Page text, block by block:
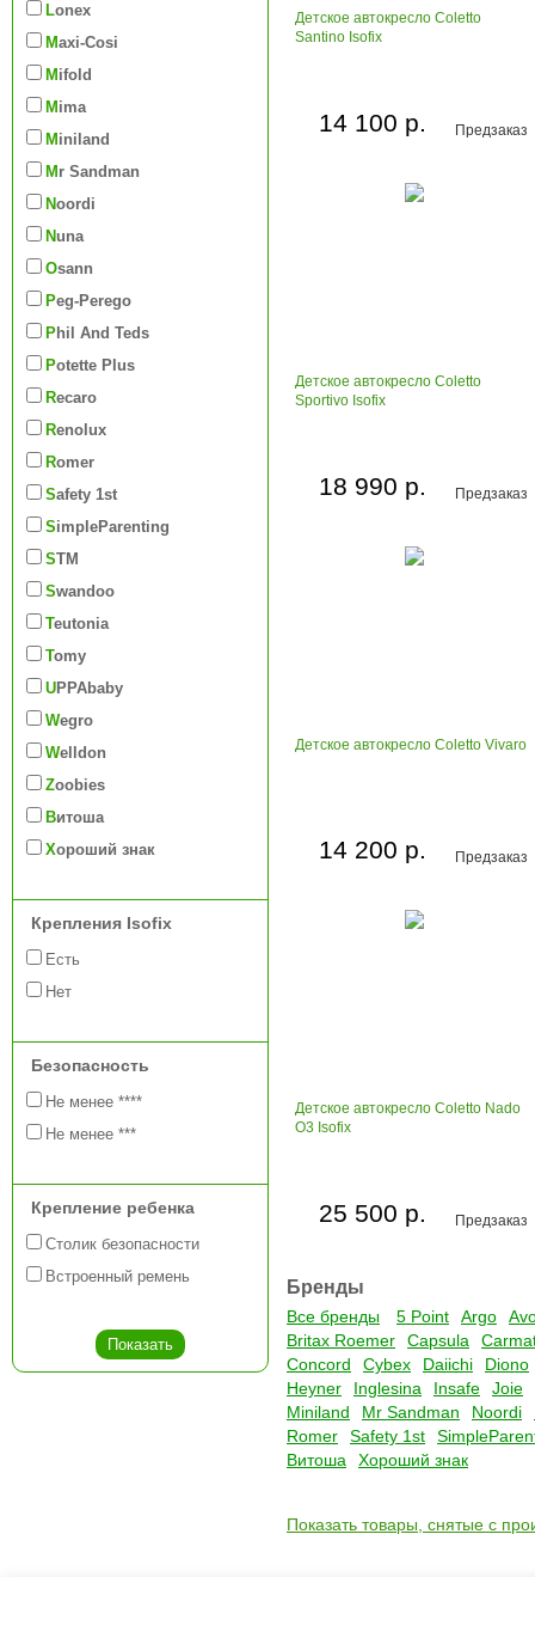
Lonex
Maxi-Cosi
Mifold
Mima
Miniland
Mr Sandman
Noordi
Nuna
Osann
Peg-Perego
Phil And Teds
Potette Plus
Recaro
Renolux
Romer
Safety 1st
SimpleParenting
STM
Swandoo
Teutonia
Tomy
UPPAbaby
Wegro
Welldon
Zoobies
Витоша
Хороший знак
Крепления Isofix
Есть
Нет
Безопасность
Не менее ****
Не менее ***
Крепление ребенка
Столик безопасности
Встроенный ремень
Детское автокресло Coletto
Santino Isofix
Предзаказ
14 100 р.
Детское автокресло Coletto
Sportivo Isofix
Предзаказ
18 990 р.
Детское автокресло Coletto Vivaro
Предзаказ
14 200 р.
Детское автокресло Coletto Nado
O3 Isofix
Предзаказ
25 500 р.
Бренды
Все бренды 5 Point Argo
Britax Roemer
Capsula
Concord
Cybex Daiichi
Diono
Heyner
Inglesina Insafe
Joie
Miniland
Mr Sandman Noordi
Romer
Safety 1st
Витоша
Хороший знак
Показать товары, снятые с